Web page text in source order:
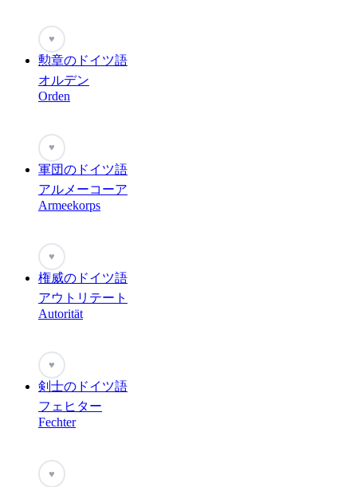
♥
勲章のドイツ語
オルデン
Orden
♥
軍団のドイツ語
アルメーコーア
Armeekorps
♥
権威のドイツ語
アウトリテート
Autorität
♥
剣士のドイツ語
フェヒター
Fechter
♥